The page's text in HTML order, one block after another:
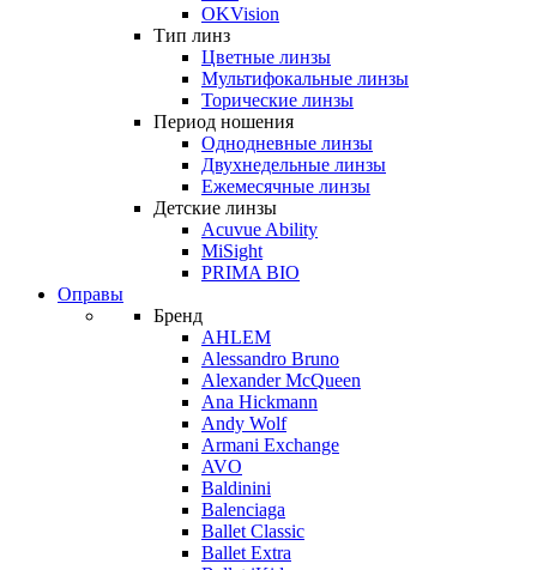
OKVision
Тип линз
Цветные линзы
Мультифокальные линзы
Торические линзы
Период ношения
Однодневные линзы
Двухнедельные линзы
Ежемесячные линзы
Детские линзы
Acuvue Ability
MiSight
PRIMA BIO
Оправы
Бренд
AHLEM
Alessandro Bruno
Alexander McQueen
Ana Hickmann
Andy Wolf
Armani Exchange
AVO
Baldinini
Balenciaga
Ballet Classic
Ballet Extra